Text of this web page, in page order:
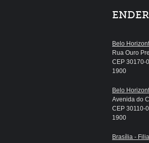
Belo
Rua Ouro
CEP 30170-
1900
Belo
Avenida do
CEP 30110-
1900
Brasília - Filial